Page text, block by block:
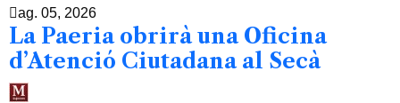
ag. 05, 2026
La Paeria obrirà una Oficina
d’Atenció Ciutadana al Secà